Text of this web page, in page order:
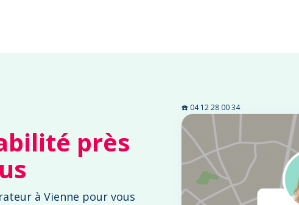
près
à Vienne pour vous
☎️ 04 12 28 00 34